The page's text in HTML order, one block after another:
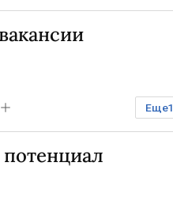
Еще1
потенциал